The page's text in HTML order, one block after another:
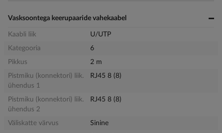
Vasksoontega keerupaaride vahekaabel
Kaabli liik
U/UTP
Kategooria
6
Pikkus
2 m
Pistmiku (konnektori) liik.
ühendus 1
RJ45 8 (8)
Pistmiku (konnektori) liik.
ühendus 2
RJ45 8 (8)
Väliskatte värvus
Sinine